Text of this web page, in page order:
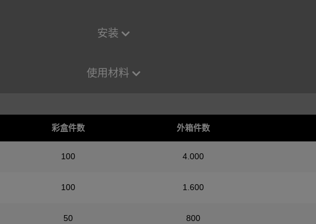
安装
使用材料
彩盒件数 外箱件数
100 4.000
100 1.600
50 800